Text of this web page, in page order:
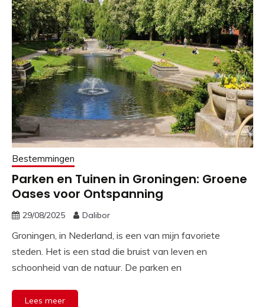
Bestemmingen
Parken en Tuinen in Groningen: Groene
Oases voor Ontspanning
29/08/2025 Dalibor
Groningen, in Nederland, is een van mijn favoriete
steden. Het is een stad die bruist van leven en
schoonheid van de natuur. De parken en
Lees meer